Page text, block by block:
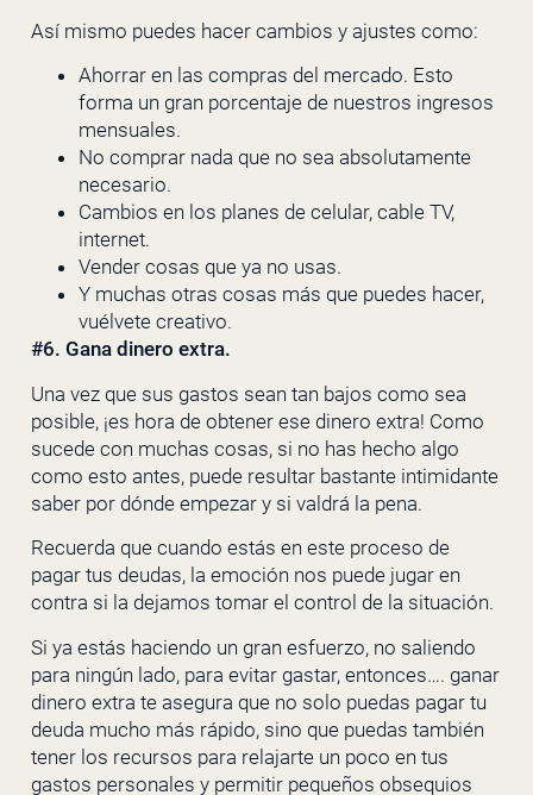
Así mismo puedes hacer cambios y ajustes como:
Ahorrar en las compras del mercado. Esto
forma un gran porcentaje de nuestros ingresos
mensuales.
No comprar nada que no sea absolutamente
necesario.
Cambios en los planes de celular, cable TV,
internet.
Vender cosas que ya no usas.
Y muchas otras cosas más que puedes hacer,
vuélvete creativo.
#6. Gana dinero extra.
Una vez que sus gastos sean tan bajos como sea
posible, ¡es hora de obtener ese dinero extra! Como
sucede con muchas cosas, si no has hecho algo
como esto antes, puede resultar bastante intimidante
saber por dónde empezar y si valdrá la pena.
Recuerda que cuando estás en este proceso de
pagar tus deudas, la emoción nos puede jugar en
contra si la dejamos tomar el control de la situación.
Si ya estás haciendo un gran esfuerzo, no saliendo
para ningún lado, para evitar gastar, entonces…. ganar
dinero extra te asegura que no solo puedas pagar tu
deuda mucho más rápido, sino que puedas también
tener los recursos para relajarte un poco en tus
gastos personales y permitir pequeños obsequios